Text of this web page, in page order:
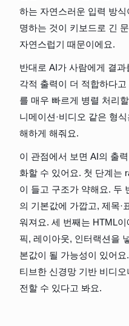
하는 자연스러운 입력 방
명하는 것이 키보드로 긴
자연스럽기 때문이에요.
반대로 AI가 사람에게 결
각적 출력이 더 적합하다
를 매우 빠르게 병렬 처리
니메이션·비디오 같은 형
해하게 해줘요.
이 관점에서 보면 AI의 출
화할 수 있어요. 첫 단계는
이 들고 구조가 약해요. 두
의 기본값에 가깝고, 제목·
워져요. 세 번째는 HTML
픽, 레이아웃, 인터랙션을
본값이 될 가능성이 있어
티브한 신경망 기반 비디
전할 수 있다고 봐요.